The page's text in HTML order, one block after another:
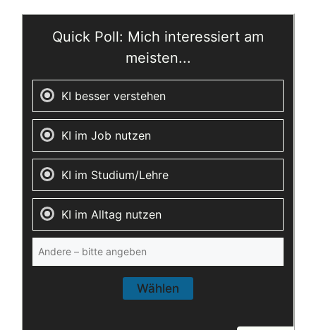
Quick Poll: Mich interessiert am
meisten...
KI besser verstehen
KI im Job nutzen
KI im Studium/Lehre
KI im Alltag nutzen